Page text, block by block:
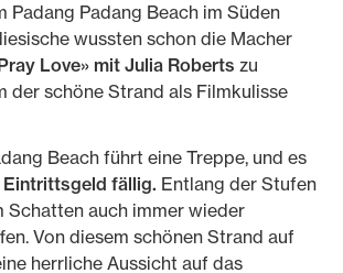
Padang Padang Beach im Süden
wussten schon die Macher
Love» mit Julia Roberts zu
der schöne Strand als Filmkulisse
Beach führt eine Treppe, und es
fällig. Entlang der Stufen
Schatten auch immer wieder
Von diesem schönen Strand auf
herrliche Aussicht auf das